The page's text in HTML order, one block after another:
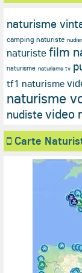
naturisme
camping naturiste
naturistefilm
naturisme naturisme tv
tf1 naturisme
naturisme
nudistevideo
Carte